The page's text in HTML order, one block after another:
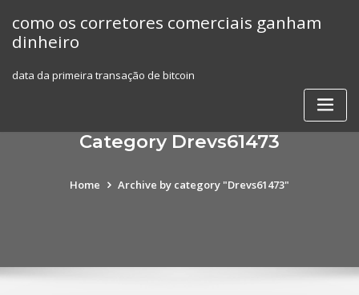
content
como os corretores comerciais ganham
dinheiro
data da primeira transação de bitcoin
Category Drevs61473
Home Archive by category "Drevs61473"